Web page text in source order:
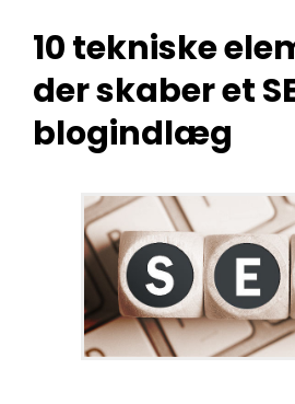
10 tekniske
der skaber et
blogindlæg